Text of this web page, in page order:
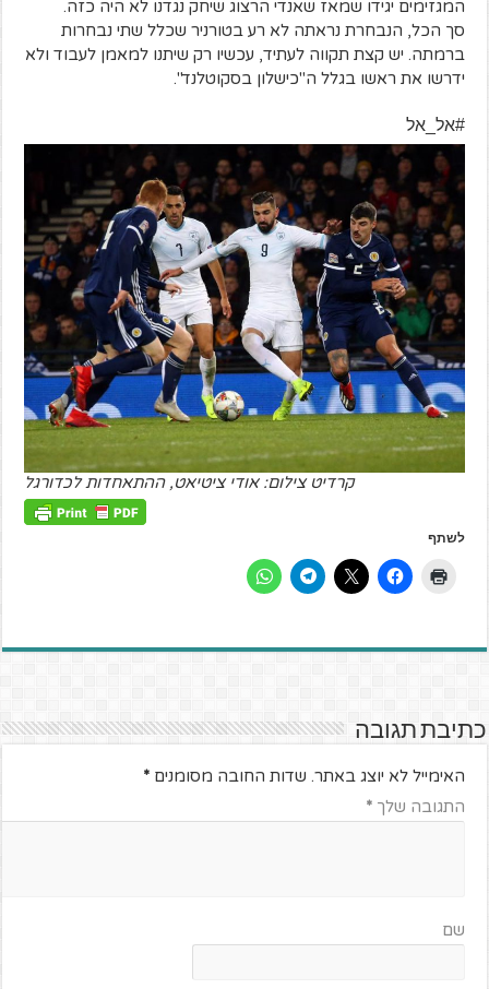
המגזימים יגידו שמאז שאנדי הרצוג שיחק נגדנו לא היה כזה.
סך הכל, הנבחרת נראתה לא רע בטורניר שכלל שתי נבחרות
ברמתה. יש קצת תקווה לעתיד, עכשיו רק שיתנו למאמן לעבוד ולא
ידרשו את ראשו בגלל ה"כישלון בסקוטלנד".
#אל_אל
קרדיט צילום: אודי ציטיאט, ההתאחדות לכדורגל
לשתף
כתיבת תגובה
האימייל לא יוצג באתר. שדות החובה מסומנים*
התגובה שלך*
שם